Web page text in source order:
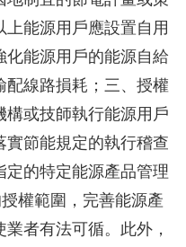
能源用戶應設置自用
能源用戶的能源自給
線路損耗；三、授權
或技師執行能源用戶
節能規定的執行稽查
的特定能源產品管理
權範圍，完善能源產
者有法可循。此外，